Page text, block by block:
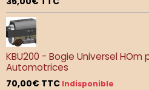
KBU200 - Bogie Universel
Automotrices
70,00€ TTC Indisponible